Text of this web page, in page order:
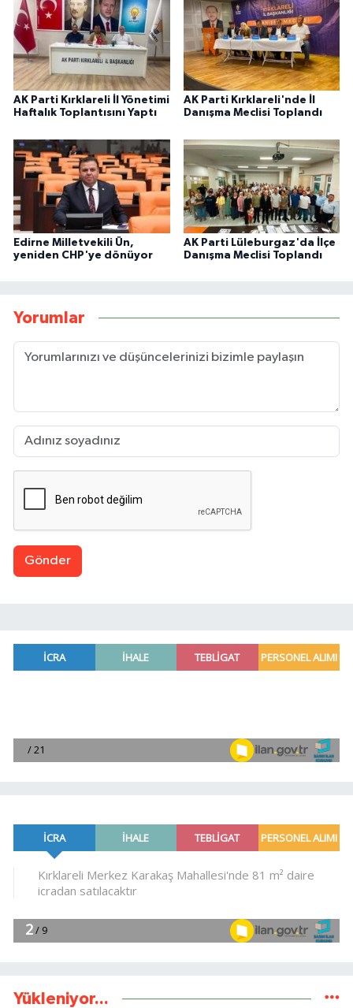
AK Parti Kırklareli İl Yönetimi
Haftalık Toplantısını Yaptı
AK Parti Kırklareli'nde İl
Danışma Meclisi Toplandı
Edirne Milletvekili Ün,
yeniden CHP'ye dönüyor
AK Parti Lüleburgaz'da İlçe
Danışma Meclisi Toplandı
Yorumlar
Gönder
Yükleniyor...